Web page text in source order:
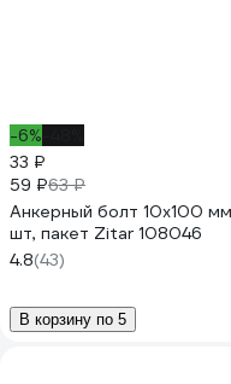
-6%
33 ₽
59 ₽63 ₽
Анкерный болт 10x100
шт, пакет Zitar 108046
4.8(43)
В корзину по 5